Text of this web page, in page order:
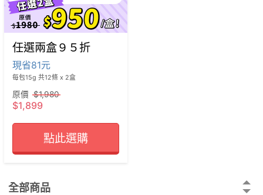
任選兩盒９５折
現省81元
每包15g 共12條 x 2盒
原價 $1,980
$1,899
點此選購
全部商品